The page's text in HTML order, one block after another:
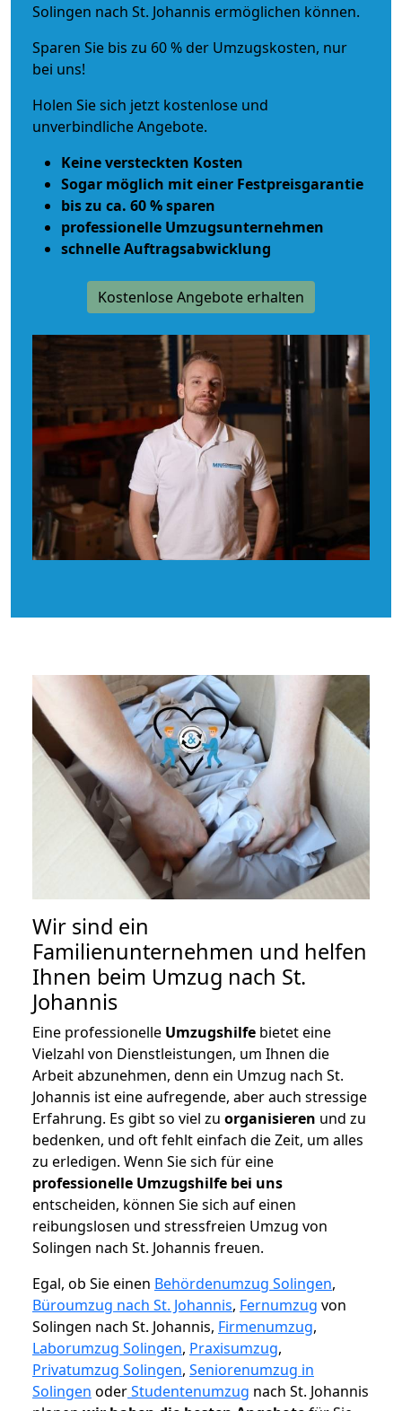
Solingen nach St. Johannis ermöglichen können.
Sparen Sie bis zu 60 % der Umzugskosten, nur
bei uns!
Holen Sie sich jetzt kostenlose und
unverbindliche Angebote.
Keine versteckten Kosten
Sogar möglich mit einer Festpreisgarantie
bis zu ca. 60 % sparen
professionelle Umzugsunternehmen
schnelle Auftragsabwicklung
Kostenlose Angebote erhalten
Wir sind ein
Familienunternehmen und helfen
Ihnen beim Umzug nach St.
Johannis
Eine professionelle Umzugshilfe bietet eine
Vielzahl von Dienstleistungen, um Ihnen die
Arbeit abzunehmen, denn ein Umzug nach St.
Johannis ist eine aufregende, aber auch stressige
Erfahrung. Es gibt so viel zu organisieren und zu
bedenken, und oft fehlt einfach die Zeit, um alles
zu erledigen. Wenn Sie sich für eine
professionelle Umzugshilfe bei uns
entscheiden, können Sie sich auf einen
reibungslosen und stressfreien Umzug von
Solingen nach St. Johannis freuen.
Egal, ob Sie einen Behördenumzug Solingen,
Büroumzug nach St. Johannis, Fernumzug von
Solingen nach St. Johannis, Firmenumzug,
Laborumzug Solingen, Praxisumzug,
Privatumzug Solingen, Seniorenumzug in
Solingen oderStudentenumzug nach St. Johannis